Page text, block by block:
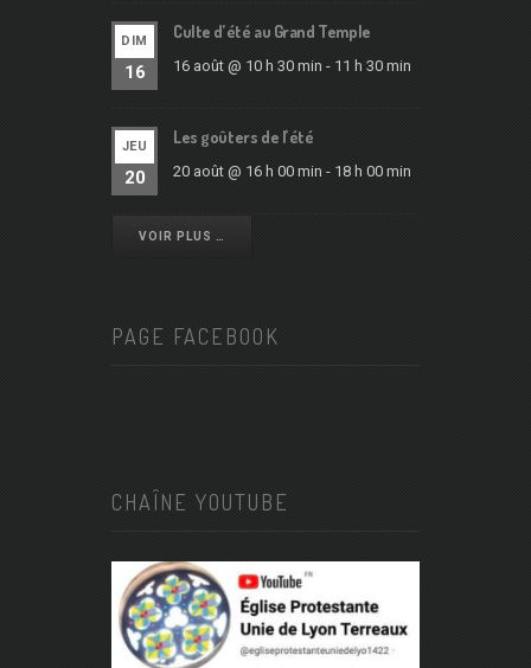
DIM
16
Culte d’été au Grand Temple
16 août @ 10 h 30 min - 11 h 30 min
JEU
20
Les goûters de l’été
20 août @ 16 h 00 min - 18 h 00 min
VOIR PLUS …
PAGE FACEBOOK
CHAÎNE YOUTUBE